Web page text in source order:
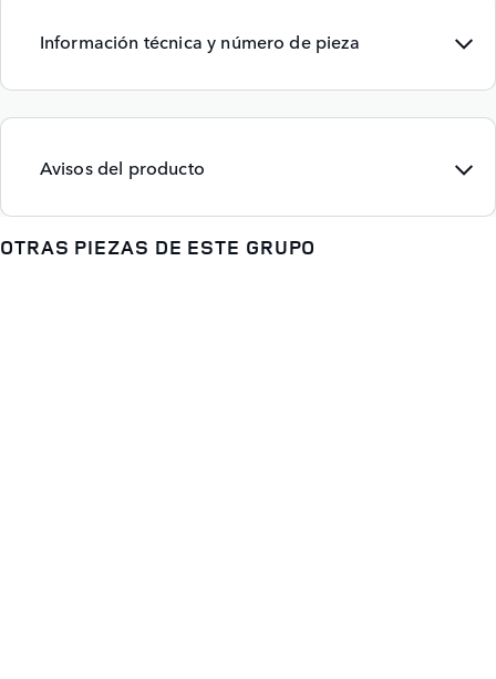
Información técnica y número de pieza
Avisos del producto
OTRAS PIEZAS DE ESTE GRUPO